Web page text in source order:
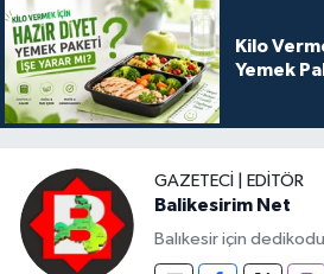
Kilo
Yemek
GAZETECI | EDITÖR
Balikesirim Net
Balıkesir için